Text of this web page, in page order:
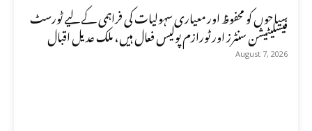
سیاحوں کو محفوظ اور معیاری سہولیات کی فراہمی کے لیے ٹورسٹ
فیسلیٹیشن سنٹرز اور ٹورازم پولیس فعال ہیں، ملک عدیل اقبال
August 7, 2026